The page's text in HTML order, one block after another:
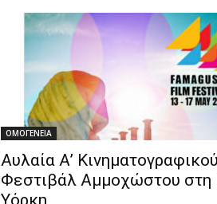
ΟΜΟΓΕΝΕΙΑ
Αυλαία Α’ Κινηματογραφικού
Φεστιβάλ Αμμοχώστου
Υόρκη